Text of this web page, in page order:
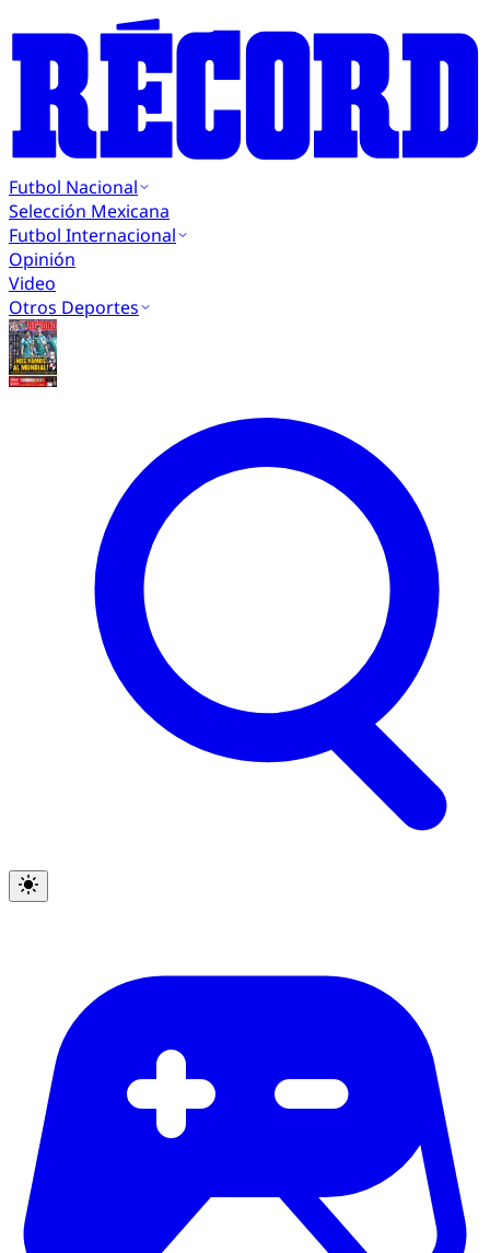
Futbol Nacional
Selección Mexicana
Futbol Internacional
Opinión
Video
Otros Deportes